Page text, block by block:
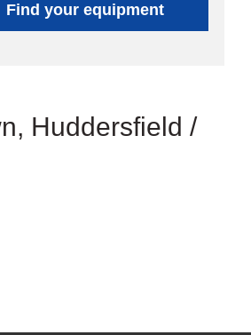
Find your equipment
Huddersfield /